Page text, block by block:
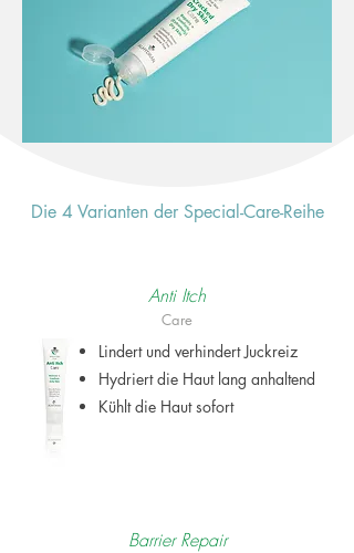
Die 4 Varianten der Special-Care-Reihe
Anti Itch
Care
Lindert und verhindert Juckreiz
Hydriert die Haut lang anhaltend
Kühlt die Haut sofort
Barrier Repair